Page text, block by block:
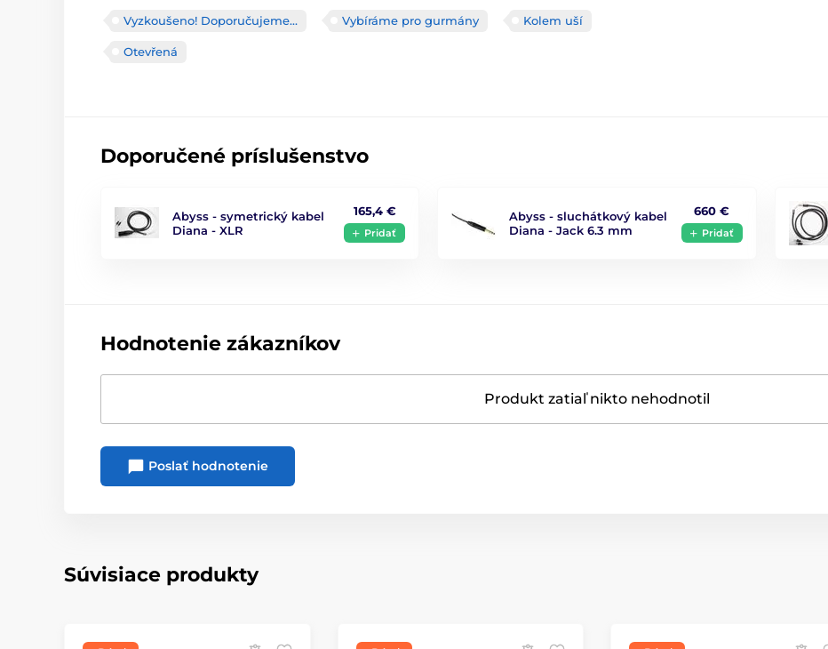
Vyzkoušeno! Doporučujeme... Vybíráme pro gurmány Kolem uší
Otevřená
Doporučené príslušenstvo
Abyss - symetrický kabel
Diana - XLR
165,4 €
Pridať
Abyss - sluchátkový kabel
Diana - Jack 6.3 mm
660 €
Pridať
Hodnotenie zákazníkov
Produkt zatiaľ nikto nehodnotil
Poslať hodnotenie
Súvisiace produkty